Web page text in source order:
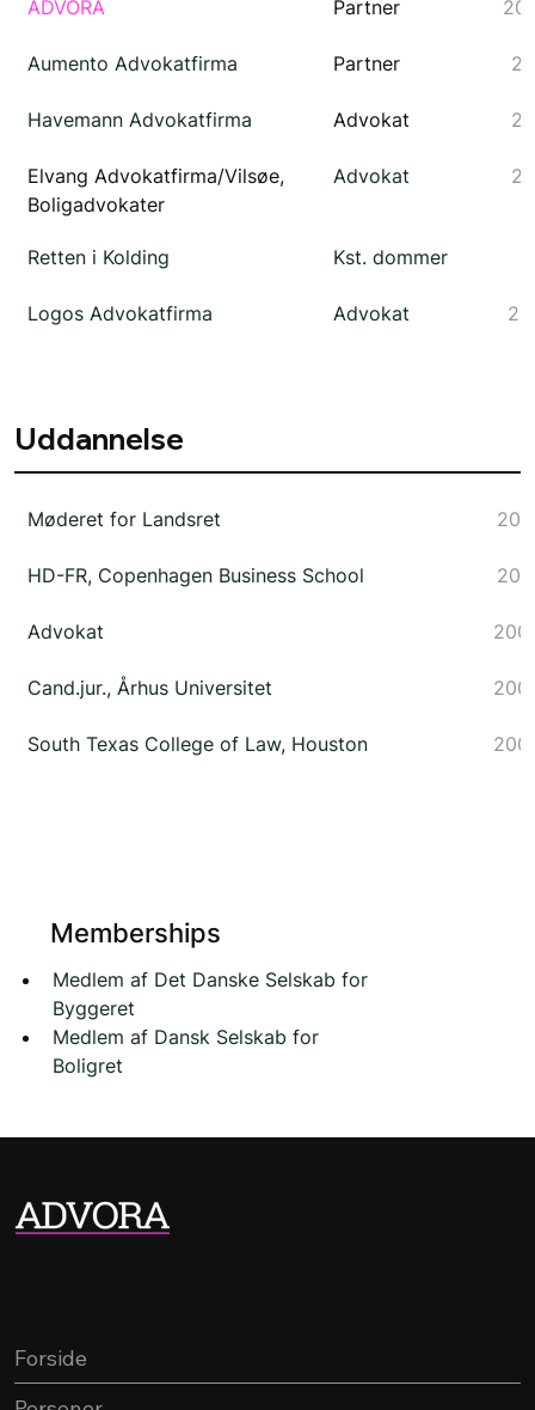
Memberships
Medlem af Det Danske Selskab for
Byggeret
Medlem af Dansk Selskab for
Boligret
ADVORA Partner
Aumento Advokatfirma Partner
Havemann Advokatfirma Advokat
Elvang Advokatfirma/Vilsøe,
Boligadvokater
Advokat
Retten i Kolding Kst. dommer
Logos Advokatfirma Advokat
Uddannelse
Møderet for Landsret
HD-FR, Copenhagen Business School
Advokat
Cand.jur., Århus Universitet
South Texas College of Law, Houston
Forside